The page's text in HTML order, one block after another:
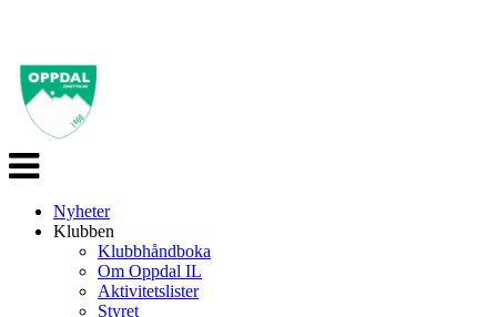
Veksle
navigasjon
Nyheter
Klubben
Klubbhåndboka
Om Oppdal IL
Aktivitetslister
Styret